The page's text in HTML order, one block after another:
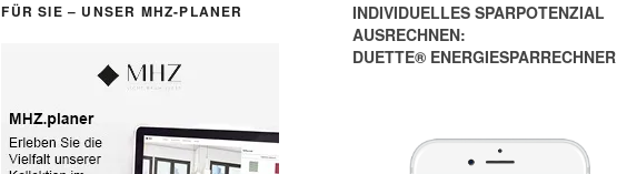
FÜR SIE – UNSER MHZ-PLANER
INDIVIDUELLES SPARPOTENZIAL
AUSRECHNEN:
DUETTE® ENERGIESPARRECHNER